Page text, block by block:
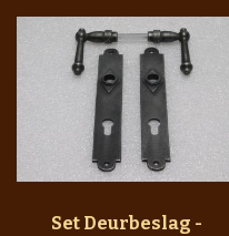
Set Deurbeslag -